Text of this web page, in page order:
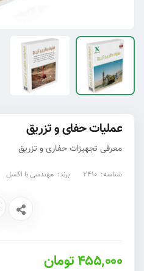
عملیات حفای و تزریق
معرفی تجهیزات حفاری و تزریق
شناسه: 2410 برند: مهندسی با اکسل
455,000 تومان